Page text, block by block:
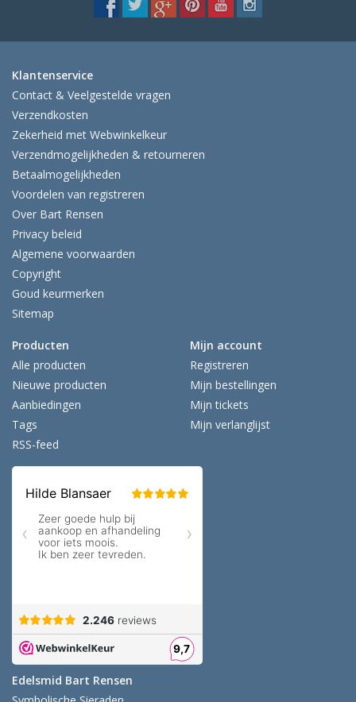
Klantenservice
Contact & Veelgestelde vragen
Verzendkosten
Zekerheid met Webwinkelkeur
Verzendmogelijkheden & retourneren
Betaalmogelijkheden
Voordelen van registreren
Over Bart Rensen
Privacy beleid
Algemene voorwaarden
Copyright
Goud keurmerken
Sitemap
Producten
Alle producten
Nieuwe producten
Aanbiedingen
Tags
RSS-feed
Mijn account
Registreren
Mijn bestellingen
Mijn tickets
Mijn verlanglijst
Edelsmid Bart Rensen